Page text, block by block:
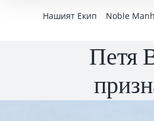
Нашият Екип Noble
Петя